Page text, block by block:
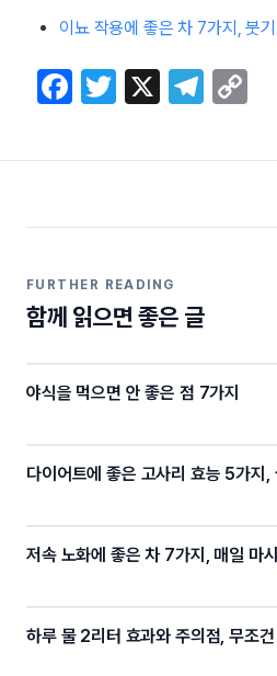
이뇨 작용에 좋은 차 7가지, 붓
F
c
b
o
k
T
itt
X
T
e
a
p
Li
FURTHER READING
함께 읽으면 좋은 글
야식을 먹으면 안 좋은 점 7가지
다이어트에 좋은 고사리 효능 5가지,
저속 노화에 좋은 차 7가지, 매일 마
하루 물 2리터 효과와 주의점, 무조